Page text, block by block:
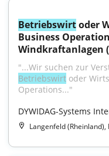
Betriebswirt oder
Business
Windkraftanlagen
Betriebswirt oder
Operations..."
DYWIDAG-Systems
Langenfeld (Rheinland),